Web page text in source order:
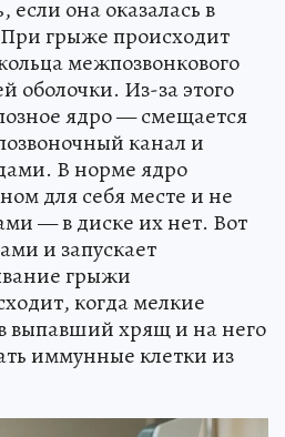
если она оказалась в
грыже происходит
межпозвонкового
оболочки. Из-за этого
ядро — смещается
канал и
В норме ядро
для себя месте и не
— в диске их нет. Вот
и запускает
грыжи
когда мелкие
выпавший хрящ и на него
иммунные клетки из